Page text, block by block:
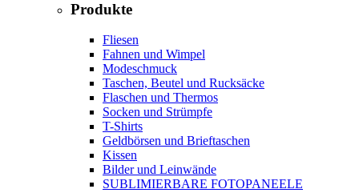
Produkte
Fliesen
Fahnen und Wimpel
Modeschmuck
Taschen, Beutel und Rucksäcke
Flaschen und Thermos
Socken und Strümpfe
T-Shirts
Geldbörsen und Brieftaschen
Kissen
Bilder und Leinwände
SUBLIMIERBARE FOTOPANEELE